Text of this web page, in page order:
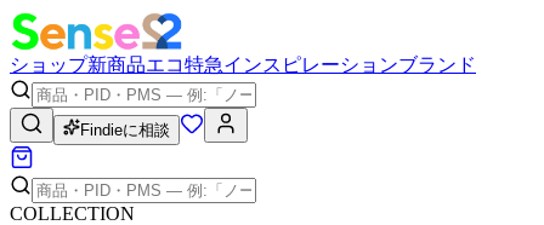
ショップ新商品エコ特急インスピレーションブランド
Findieに相談
COLLECTION